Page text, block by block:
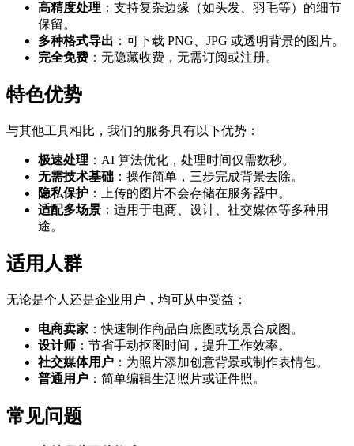
高精度处理 ：支持复杂边缘（如头发、羽毛等）的细节
保留。
多种格式导出 ：可下载 PNG、JPG 或透明背景的图片。
完全免费 ：无隐藏收费，无需订阅或注册。
特色优势
与其他工具相比，我们的服务具有以下优势：
极速处理 ：AI 算法优化，处理时间仅需数秒。
无需技术基础 ：操作简单，三步完成背景去除。
隐私保护 ：上传的图片不会存储在服务器中。
适配多场景 ：适用于电商、设计、社交媒体等多种用
途。
适用人群
无论是个人还是企业用户，均可从中受益：
电商卖家 ：快速制作商品白底图或场景合成图。
设计师 ：节省手动抠图时间，提升工作效率。
社交媒体用户 ：为照片添加创意背景或制作表情包。
普通用户 ：简单编辑生活照片或证件照。
常见问题